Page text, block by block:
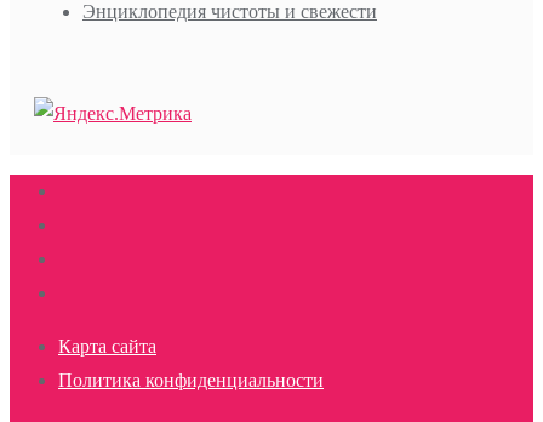
Энциклопедия чистоты и свежести
Карта сайта
Политика конфиденциальности